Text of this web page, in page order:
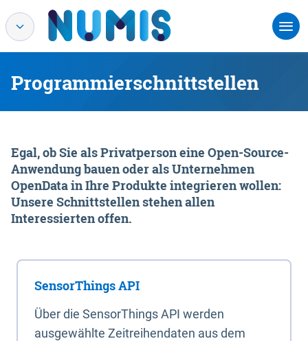
Programmierschnittstellen
Egal, ob Sie als Privatperson eine Open-Source-
Anwendung bauen oder als Unternehmen
OpenData in Ihre Produkte integrieren wollen:
Unsere Schnittstellen stehen allen
Interessierten offen.
SensorThings API
Über die SensorThings API werden
ausgewählte Zeitreihendaten aus dem